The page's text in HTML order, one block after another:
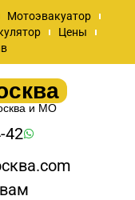
Мотоэвакуатор
Цены
и МО
42